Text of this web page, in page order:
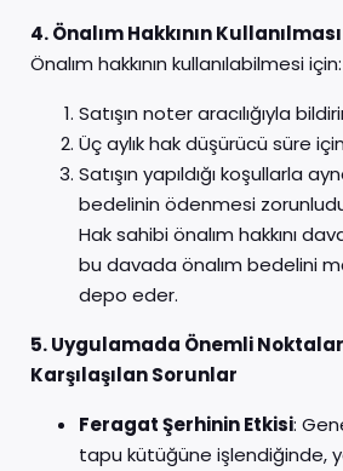
4. Önalım Hakkının
Önalım hakkının kullanılabilmesi için:
Satışın noter aracılığıyla
Üç aylık hak düşürücü süre
Satışın yapıldığı koşullarla
bedelinin ödenmesi
Hak sahibi önalım hakkını
bu davada önalım bedelini
depo eder.
5. Uygulamada Önemli Noktalar
Karşılaşılan Sorunlar
Feragat Şerhinin Etkisi:
tapu kütüğüne işlendiğinde,